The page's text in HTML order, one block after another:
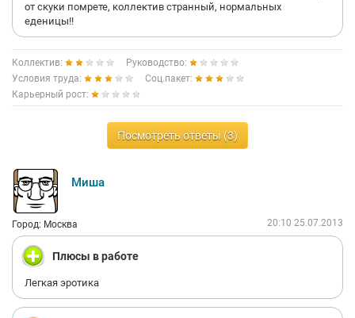
от скуки помрете, коллектив странный, нормальных
еденицы!!
Коллектив:
Руководство:
Условия труда:
Соц.пакет:
Карьерный рост:
Посмотреть ответы (3)
Миша
Город: Москва 20:10 25.07.2013
Плюсы в работе
Легкая эротика